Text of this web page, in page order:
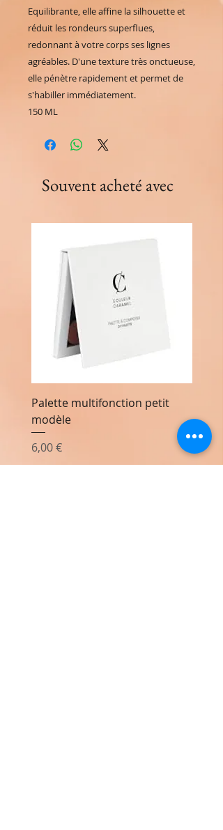
Equilibrante, elle affine la silhouette et
réduit les rondeurs superflues,
redonnant à votre corps ses lignes
agréables. D'une texture très onctueuse,
elle pénètre rapidement et permet de
s'habiller immédiatement.
150 ML
Souvent acheté avec
Palette multifonction petit
modèle
Prix
6,00 €
modèle
Prix
20,00 €